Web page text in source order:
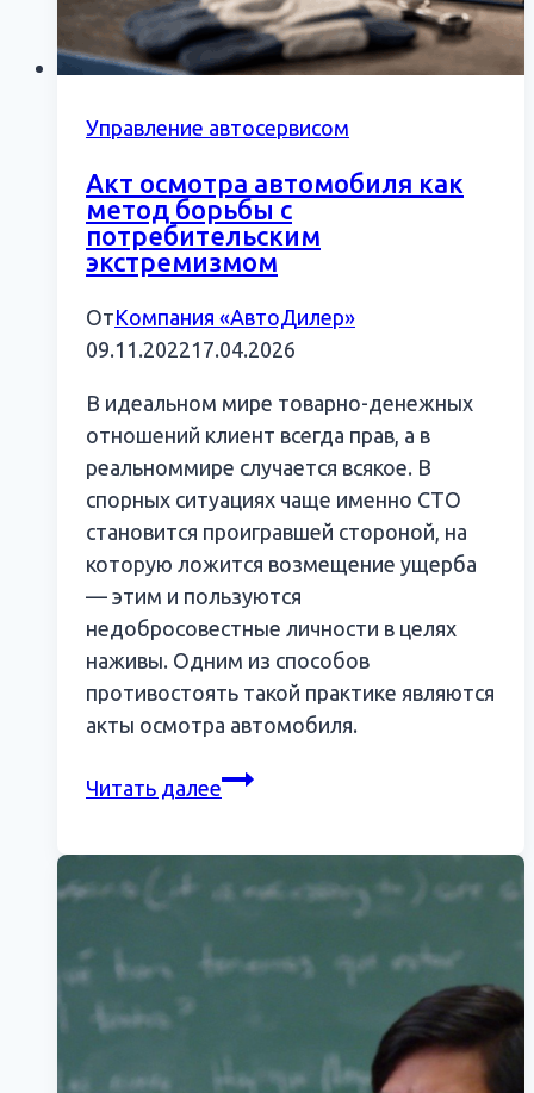
Управление автосервисом
Акт осмотра автомобиля как
метод борьбы с
потребительским
экстремизмом
ОтКомпания «АвтоДилер»
09.11.202217.04.2026
В идеальном мире товарно-денежных
отношений клиент всегда прав, а в
реальноммире случается всякое. В
спорных ситуациях чаще именно СТО
становится проигравшей стороной, на
которую ложится возмещение ущерба
— этим и пользуются
недобросовестные личности в целях
наживы. Одним из способов
противостоять такой практике являются
акты осмотра автомобиля.
Читать далееАкт
метод
с